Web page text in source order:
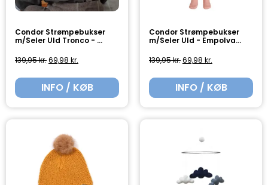
Condor Strømpebukser
m/Seler Uld Tronco - ...
139,95kr.69,98 kr.
INFO / KØB
Condor Strømpebukser
m/Seler Uld - Empolva...
139,95kr.69,98 kr.
INFO / KØB